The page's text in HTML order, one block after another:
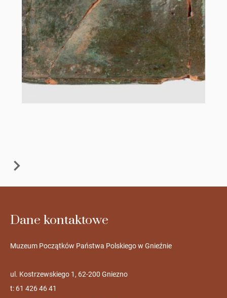
Dane kontaktowe
Muzeum Początków Państwa Polskiego w Gnieźnie
ul. Kostrzewskiego 1, 62-200 Gniezno
t: 61 426 46 41